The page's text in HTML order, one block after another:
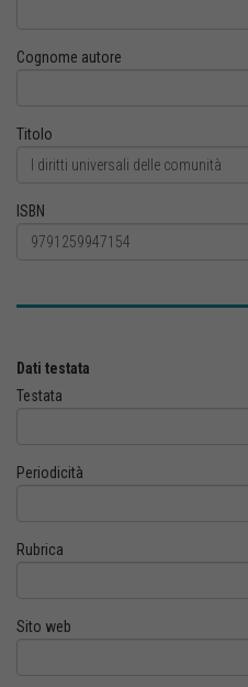
Cognome autore
Titolo
ISBN
Dati testata
Testata
Periodicità
Rubrica
Sito web